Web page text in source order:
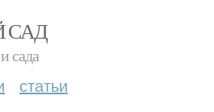
САД
сада
статьи